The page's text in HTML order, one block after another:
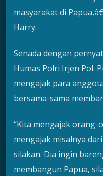
masyarakat di
Harry.
Senada dengan
Humas Polri Irjen Pol.
mengajak para
bersama-sama
“Kita mengajak orang-
mengajak misalnya
silakan. Dia ingin
membangun Papua,